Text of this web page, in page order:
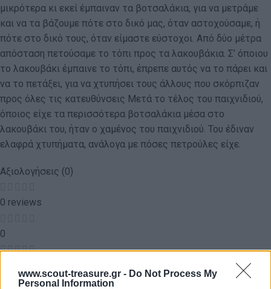
www.scout-treasure.gr - Do Not Process My
Personal Information
μικρότερα κι εκεί έμπαιναν τα βοτσαλάκια, για να μετράμε
και να τα βάζουμε πότε στο δικό μας, όταν αστοχούσαμε, ή
πότε στο δικό τους, όταν είμαστε εύστοχοι. Από δύο μέτρα
απόσταση πετούσαμε το τόπι προς τα λακουβάκια. Σ’ όποιου
το λακουβάκι έμπαινε το τόπι, έπρεπε αυτός να το πάρει και
να το πετάξει, για να χτυπήσει τους άλλους που σκόρπιζαν
προς όλες τις κατευθύνσεις Μετά το τέλος του παιχνιδιού,
όποιος είχε τα περισσότερα βοτσαλάκια μέσα στο
λακουβάκι του, ήταν ο χαμένος του παιχνιδιού. Του έδιναν
ελαφρά χτυπήματα, ανάλογα με πόσες πετρούλες είχε.
Αξιολογήσεις (0)
0 reviews
0